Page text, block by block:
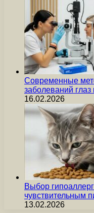
Современные
заболеваний
16.02.2026
Выбор
чувствительным
13.02.2026